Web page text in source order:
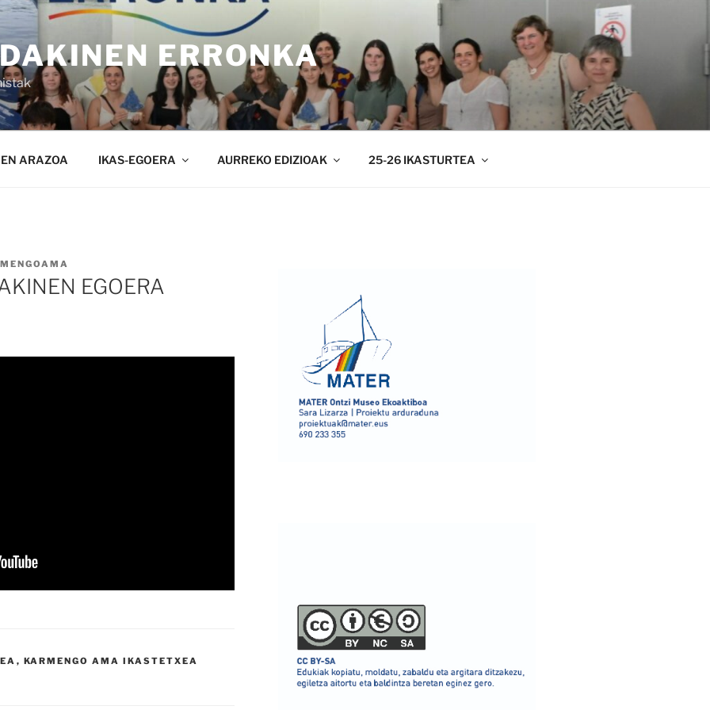
ERRONKA
ARAZOA IKAS-EGOERA AURREKO EDIZIOAK 25-26 IKASTURTEA
EGOERA
, KARMENGO AMA IKASTETXEA